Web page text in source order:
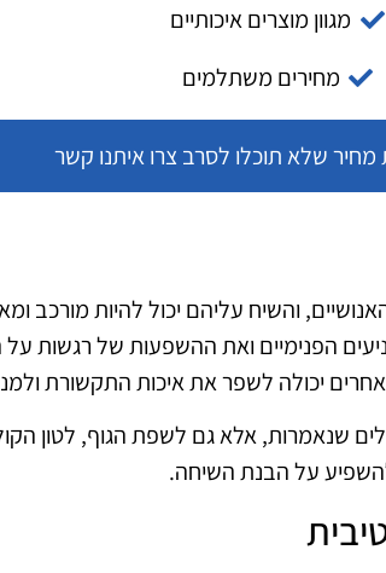
מגוון מוצרים איכותיים
מחירים משתלמים
שלא תוכלו לסרב צרו איתנו קשר
והשיח עליהם יכול להיות מורכב
הפנימיים ואת ההשפעות של רגשות על
יכולה לשפר את איכות התקשורת
שנאמרות, אלא גם לשפת הגוף, לטון הקול
להשפיע על הבנת השיחה.